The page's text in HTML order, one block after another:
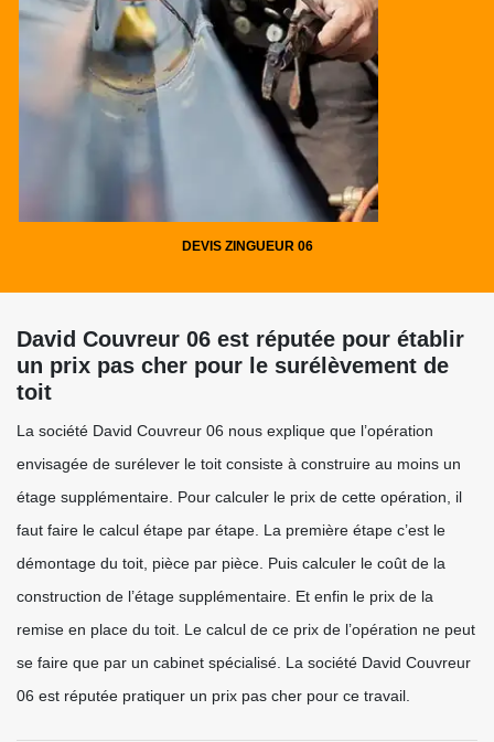
DEVIS ZINGUEUR 06
David Couvreur 06 est réputée pour établir
un prix pas cher pour le surélèvement de
toit
La société David Couvreur 06 nous explique que l’opération
envisagée de surélever le toit consiste à construire au moins un
étage supplémentaire. Pour calculer le prix de cette opération, il
faut faire le calcul étape par étape. La première étape c’est le
démontage du toit, pièce par pièce. Puis calculer le coût de la
construction de l’étage supplémentaire. Et enfin le prix de la
remise en place du toit. Le calcul de ce prix de l’opération ne peut
se faire que par un cabinet spécialisé. La société David Couvreur
06 est réputée pratiquer un prix pas cher pour ce travail.